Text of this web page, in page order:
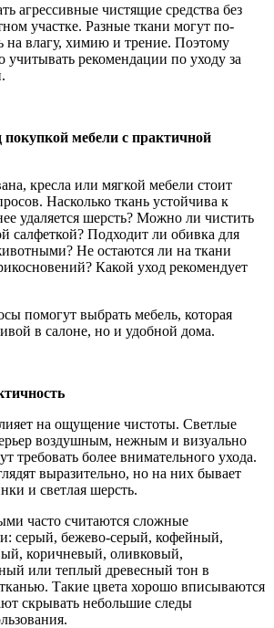
агрессивные чистящие средства без
участке. Разные ткани могут по-
на влагу, химию и трение. Поэтому
учитывать рекомендации по уходу за
покупкой мебели с практичной
кресла или мягкой мебели стоит
Насколько ткань устойчива к
удаляется шерсть? Можно ли чистить
салфеткой? Подходит ли обивка для
Не остаются ли на ткани
Какой уход рекомендует
помогут выбрать мебель, которая
в салоне, но и удобной дома.
на ощущение чистоты. Светлые
воздушным, нежным и визуально
требовать более внимательного ухода.
выразительно, но на них бывает
и светлая шерсть.
часто считаются сложные
серый, бежево-серый, кофейный,
коричневый, оливковый,
или теплый древесный тон в
Такие цвета хорошо вписываются
скрывать небольшие следы